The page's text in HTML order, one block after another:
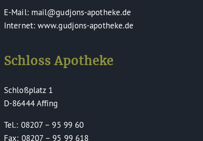
E-Mail: mail@gudjons-apotheke.de
Internet: www.gudjons-apotheke.de
Schloss Apotheke
Schloßplatz 1
D-86444 Affing
Tel.: 08207 – 95 99 60
Fax: 08207 – 95 99 618